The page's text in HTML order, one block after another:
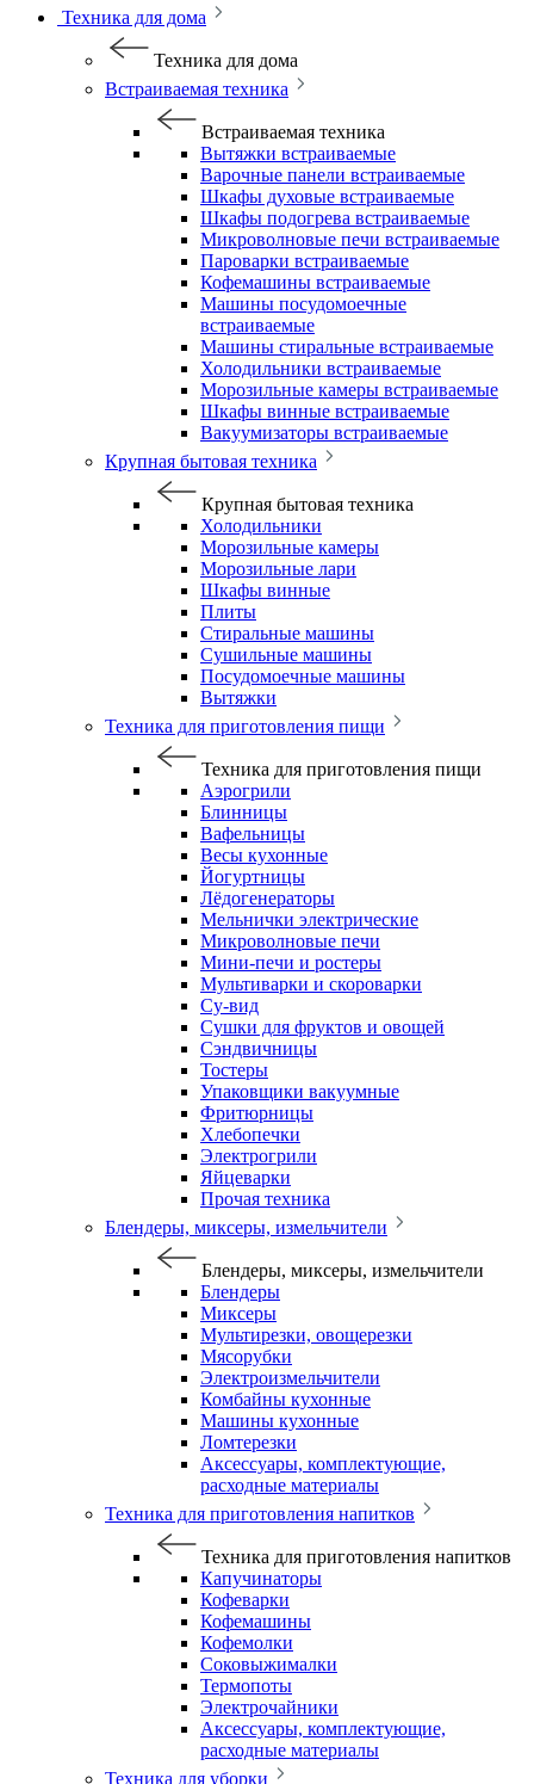
Техника для дома
Техника для дома
Встраиваемая техника
Встраиваемая техника
Вытяжки встраиваемые
Варочные панели встраиваемые
Шкафы духовые встраиваемые
Шкафы подогрева встраиваемые
Микроволновые печи встраиваемые
Пароварки встраиваемые
Кофемашины встраиваемые
Машины посудомоечные
встраиваемые
Машины стиральные встраиваемые
Холодильники встраиваемые
Морозильные камеры встраиваемые
Шкафы винные встраиваемые
Вакуумизаторы встраиваемые
Крупная бытовая техника
Крупная бытовая техника
Холодильники
Морозильные камеры
Морозильные лари
Шкафы винные
Плиты
Стиральные машины
Сушильные машины
Посудомоечные машины
Вытяжки
Техника для приготовления пищи
Техника для приготовления пищи
Аэрогрили
Блинницы
Вафельницы
Весы кухонные
Йогуртницы
Лёдогенераторы
Мельнички электрические
Микроволновые печи
Мини-печи и ростеры
Мультиварки и скороварки
Су-вид
Сушки для фруктов и овощей
Сэндвичницы
Тостеры
Упаковщики вакуумные
Фритюрницы
Хлебопечки
Электрогрили
Яйцеварки
Прочая техника
Блендеры, миксеры, измельчители
Блендеры, миксеры, измельчители
Блендеры
Миксеры
Мультирезки, овощерезки
Мясорубки
Электроизмельчители
Комбайны кухонные
Машины кухонные
Ломтерезки
Аксессуары, комплектующие,
расходные материалы
Техника для приготовления напитков
Техника для приготовления напитков
Капучинаторы
Кофеварки
Кофемашины
Кофемолки
Соковыжималки
Термопоты
Электрочайники
Аксессуары, комплектующие,
расходные материалы
Техника для уборки